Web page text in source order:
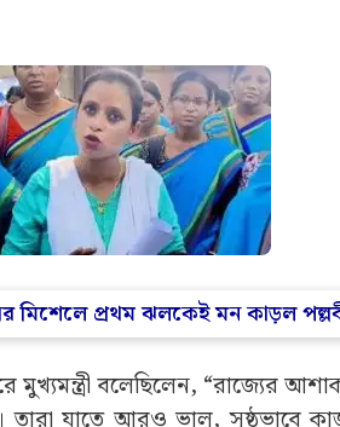
মিশেলে প্রথম ঝলকেই মন কাড়ল
বলেছিলেন, “রাজ্যের